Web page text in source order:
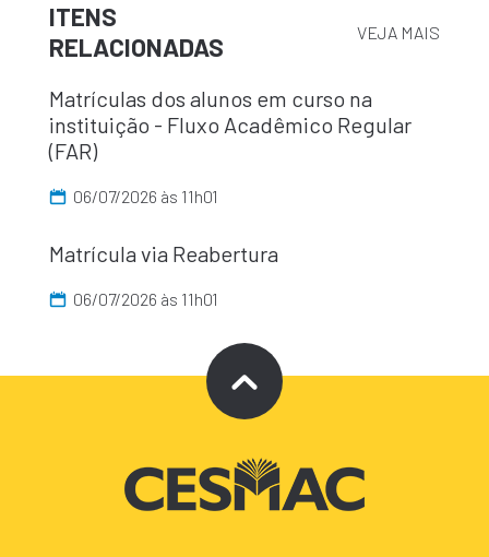
ITENS
RELACIONADAS
VEJA MAIS
Matrículas dos alunos em curso na
instituição - Fluxo Acadêmico Regular
(FAR)
06/07/2026 às 11h01
Matrícula via Reabertura
06/07/2026 às 11h01